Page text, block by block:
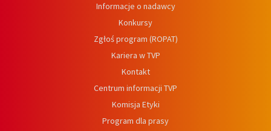
Informacje o nadawcy
Konkursy
Zgłoś program (ROPAT)
Kariera w TVP
Kontakt
Centrum informacji TVP
Komisja Etyki
Program dla prasy